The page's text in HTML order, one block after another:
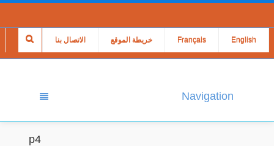
الاتصال بنا خريطة الموقع Français English
Navigation
p4